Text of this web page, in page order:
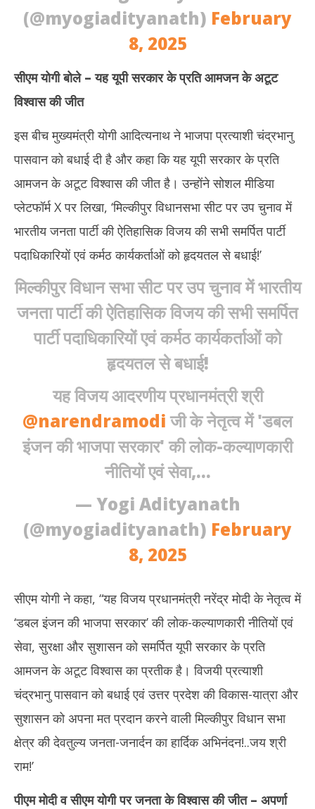
(@myogiadityanath) February
8, 2025
सीएम योगी बोले – यह यूपी सरकार के प्रति आमजन के अटूट
विश्वास की जीत
इस बीच मुख्यमंत्री योगी आदित्यनाथ ने भाजपा प्रत्याशी चंद्रभानु
पासवान को बधाई दी है और कहा कि यह यूपी सरकार के प्रति
आमजन के अटूट विश्वास की जीत है। उन्होंने सोशल मीडिया
प्लेटफॉर्म X पर लिखा, ‘मिल्कीपुर विधानसभा सीट पर उप चुनाव में
भारतीय जनता पार्टी की ऐतिहासिक विजय की सभी समर्पित पार्टी
पदाधिकारियों एवं कर्मठ कार्यकर्ताओं को हृदयतल से बधाई!’
मिल्कीपुर विधान सभा सीट पर उप चुनाव में भारतीय
जनता पार्टी की ऐतिहासिक विजय की सभी समर्पित
पार्टी पदाधिकारियों एवं कर्मठ कार्यकर्ताओं को
हृदयतल से बधाई!
यह विजय आदरणीय प्रधानमंत्री श्री
@narendramodi जी के नेतृत्व में 'डबल
इंजन की भाजपा सरकार' की लोक-कल्याणकारी
नीतियों एवं सेवा,…
— Yogi Adityanath
(@myogiadityanath) February
8, 2025
सीएम योगी ने कहा, “यह विजय प्रधानमंत्री नरेंद्र मोदी के नेतृत्व में
‘डबल इंजन की भाजपा सरकार’ की लोक-कल्याणकारी नीतियों एवं
सेवा, सुरक्षा और सुशासन को समर्पित यूपी सरकार के प्रति
आमजन के अटूट विश्वास का प्रतीक है। विजयी प्रत्याशी
चंद्रभानु पासवान को बधाई एवं उत्तर प्रदेश की विकास-यात्रा और
सुशासन को अपना मत प्रदान करने वाली मिल्कीपुर विधान सभा
क्षेत्र की देवतुल्य जनता-जनार्दन का हार्दिक अभिनंदन!..जय श्री
राम!’
पीएम मोदी व सीएम योगी पर जनता के विश्वास की जीत– अपर्णा